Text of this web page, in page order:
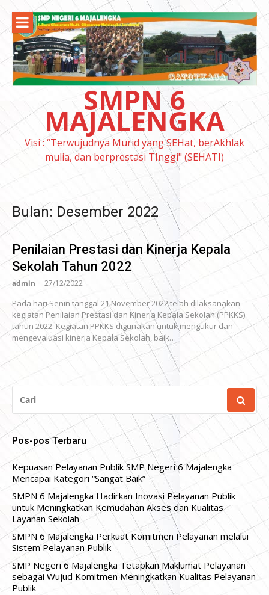
konten
SMPN 6
MAJALENGKA
Visi : “Terwujudnya Murid yang SEHat, berAkhlak
mulia, dan berprestasi TInggi" (SEHATI)
Bulan: Desember 2022
Penilaian Prestasi dan Kinerja Kepala
Sekolah Tahun 2022
admin 27/12/2022
Pada hari Senin tanggal 21 November 2022 telah dilaksanakan
kegiatan Penilaian Prestasi dan Kinerja Kepala Sekolah (PPKKS)
tahun 2022. Kegiatan PPKKS digunakan untuk mengukur dan
mengevaluasi kinerja Kepala Sekolah, baik…
UNTUK:
Pos-pos Terbaru
Kepuasan Pelayanan Publik SMP Negeri 6 Majalengka
Mencapai Kategori “Sangat Baik”
SMPN 6 Majalengka Hadirkan Inovasi Pelayanan Publik
untuk Meningkatkan Kemudahan Akses dan Kualitas
Layanan Sekolah
SMPN 6 Majalengka Perkuat Komitmen Pelayanan melalui
Sistem Pelayanan Publik
SMP Negeri 6 Majalengka Tetapkan Maklumat Pelayanan
sebagai Wujud Komitmen Meningkatkan Kualitas Pelayanan
Publik